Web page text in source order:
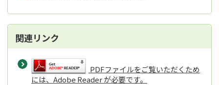
関連リンク
PDFファイルをご覧いただくため
には、Adobe Reader が必要です。